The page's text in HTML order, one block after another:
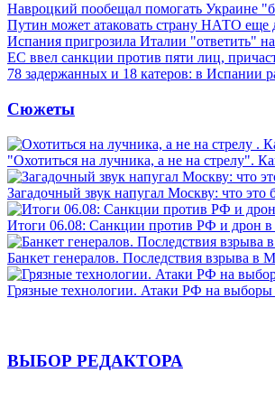
Навроцкий пообещал помогать Украине
Путин может атаковать страну НАТО
Испания пригрозила Италии "ответить"
ЕС ввел санкции против пяти лиц,
78 задержанных и 18 катеров: в Испании
Сюжеты
"Охотиться на лучника, а не на стрелу".
Загадочный звук напугал Москву: что это
Итоги 06.08: Санкции против РФ и дрон
Банкет генералов. Последствия взрыва в
Грязные технологии. Атаки РФ на
ВЫБОР РЕДАКТОРА